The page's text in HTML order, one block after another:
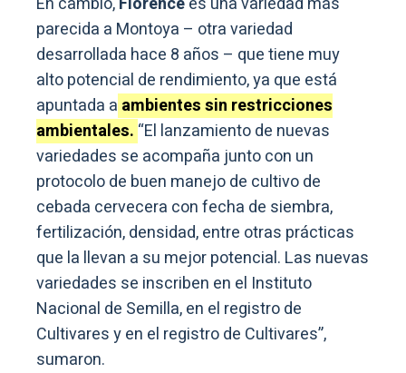
parecida a Montoya – otra variedad
desarrollada hace 8 años – que tiene muy
alto potencial de rendimiento, ya que está
apuntada a ambientes sin restricciones
ambientales. “El lanzamiento de nuevas
variedades se acompaña junto con un
protocolo de buen manejo de cultivo de
cebada cervecera con fecha de siembra,
fertilización, densidad, entre otras prácticas
que la llevan a su mejor potencial. Las nuevas
variedades se inscriben en el Instituto
Nacional de Semilla, en el registro de
Cultivares y en el registro de Cultivares”,
sumaron.